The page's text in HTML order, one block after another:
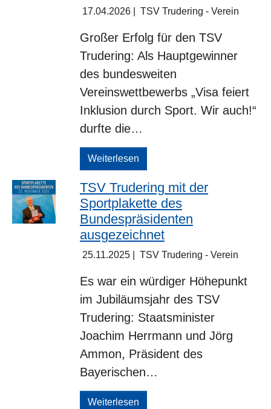
17.04.2026 TSV Trudering - Verein
Großer Erfolg für den TSV
Trudering: Als Hauptgewinner
des bundesweiten
Vereinswettbewerbs „Visa feiert
Inklusion durch Sport. Wir auch!“
durfte die…
Weiterlesen
TSV Trudering mit der
Sportplakette des
Bundespräsidenten
ausgezeichnet
25.11.2025 TSV Trudering - Verein
Es war ein würdiger Höhepunkt
im Jubiläumsjahr des TSV
Trudering: Staatsminister
Joachim Herrmann und Jörg
Ammon, Präsident des
Bayerischen…
Weiterlesen